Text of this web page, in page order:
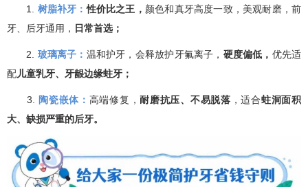
1. 树脂补牙：性价比之王， 颜色和真牙高度一致，美观耐磨，前
牙、后牙通用， 日常首选；
2. 玻璃离子： 温和护牙，会释放护牙氟离子， 硬度偏低， 优先适
配儿童乳牙、牙龈边缘蛀牙；
3. 陶瓷嵌体： 高端修复，耐磨抗压、不易脱落 ，适合蛀洞面积
大、缺损严重的后牙。